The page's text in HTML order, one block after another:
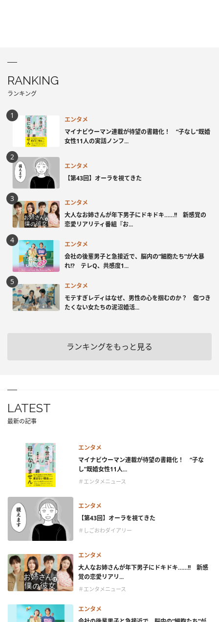
RANKING
ランキング
エンタメ
マイナビウーマン連載が待望の書籍化！ “子なし”既婚
女性11人の実話ノンフ...
エンタメ
【第43回】オーラを視てきた
エンタメ
大人なお姉さんが年下男子にドキドキ……!! 新感覚の
恋愛リアリティ番組『お...
エンタメ
会社の後輩男子と急接近で、脳内の“細胞たち”が大暴
れ!? テレQ、共感度1...
エンタメ
モテすぎレディはなぜ、男性の心を掴むのか？ 傷つき
たくない女たちの泥沼婚活...
ランキングをもっと見る
LATEST
最新の記事
エンタメ
マイナビウーマン連載が待望の書籍化！ “子な
し”既婚女性11人...
＃エンタメニュース
エンタメ
【第43回】オーラを視てきた
＃しごおわダイアリー
エンタメ
大人なお姉さんが年下男子にドキドキ……!! 新感
覚の恋愛リアリ...
＃エンタメニュース
エンタメ